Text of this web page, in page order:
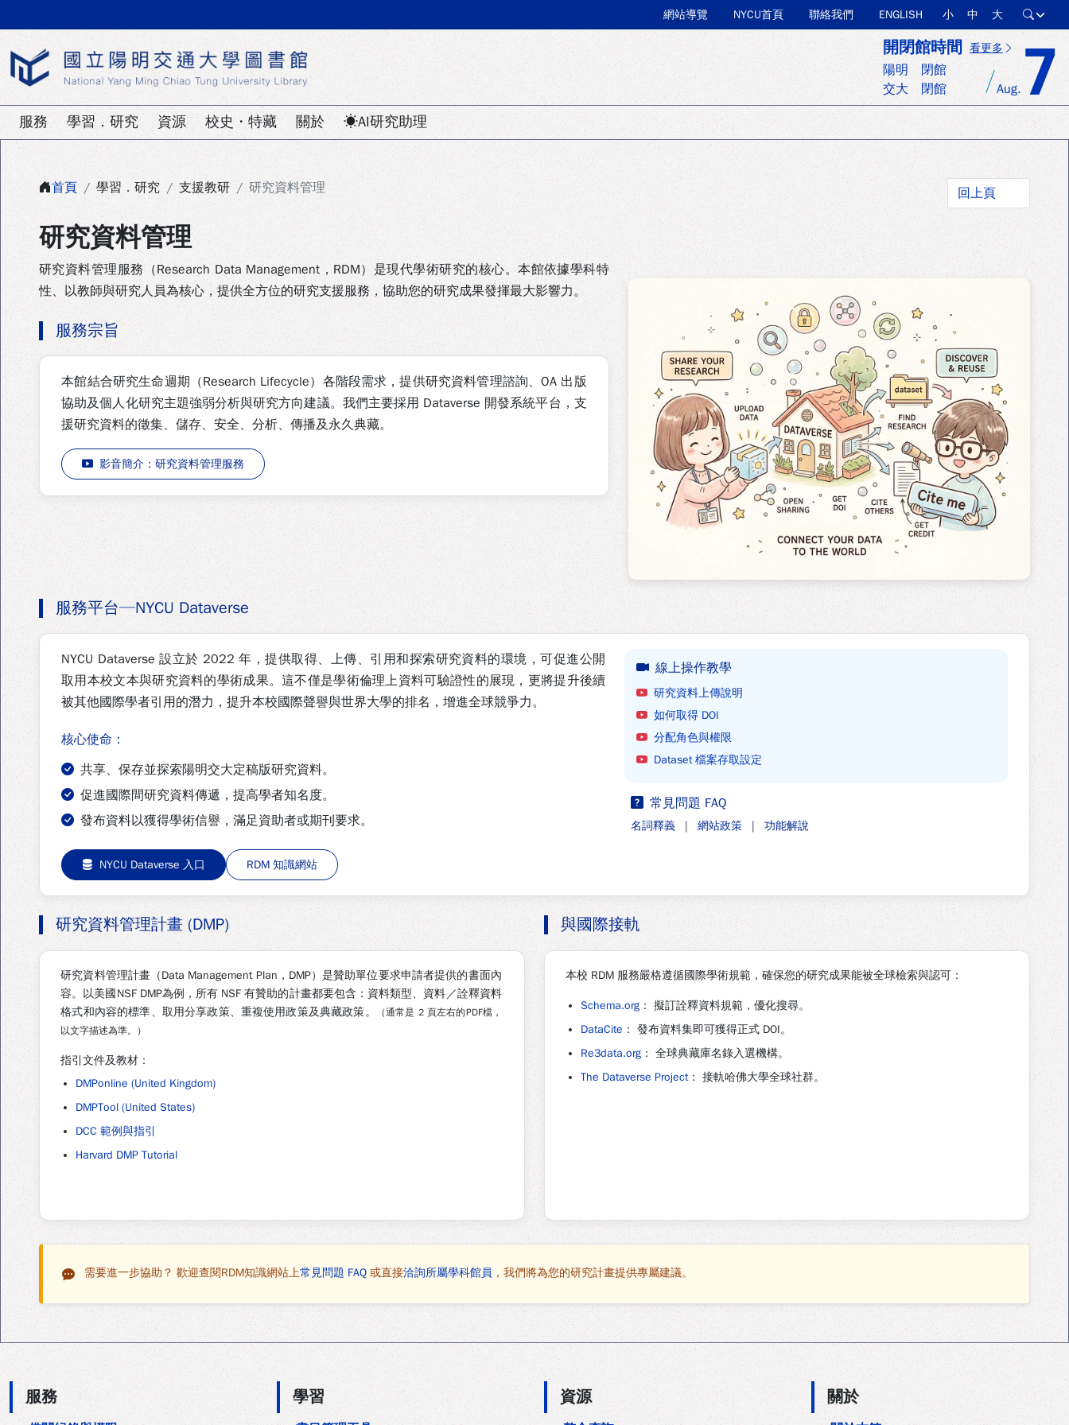
網站導覽 NYCU首頁 聯絡我們 ENGLISH 小 中 大
全站搜尋
陽明交通大學圖書館
開閉館時間 看更多
陽明
閉館
交大
閉館 Aug. 7
服務 學習．研究 資源 校史・特藏 關於 ☀AI研究助理
首頁 學習．研究 支援教研 研究資料管理 回上頁
研究資料管理
研究資料管理服務（Research Data Management，RDM）是現代學術研究的核心。本館依據學科特
性、以教師與研究人員為核心，提供全方位的研究支援服務，協助您的研究成果發揮最大影響力。
服務宗旨
本館結合研究生命週期（Research Lifecycle）各階段需求，提供研究資料管理諮詢、OA 出版
協助及個人化研究主題強弱分析與研究方向建議。我們主要採用 Dataverse 開發系統平台，支
援研究資料的徵集、儲存、安全、分析、傳播及永久典藏。
影音簡介：研究資料管理服務
服務平台─NYCU Dataverse
NYCU Dataverse 設立於 2022 年，提供取得、上傳、引用和探索研究資料的環境，可促進公開
取用本校文本與研究資料的學術成果。這不僅是學術倫理上資料可驗證性的展現，更將提升後續
被其他國際學者引用的潛力，提升本校國際聲譽與世界大學的排名，增進全球競爭力。
核心使命：
共享、保存並探索陽明交大定稿版研究資料。
促進國際間研究資料傳遞，提高學者知名度。
發布資料以獲得學術信譽，滿足資助者或期刊要求。
NYCU Dataverse 入口 RDM 知識網站
線上操作教學
研究資料上傳說明
如何取得 DOI
分配角色與權限
Dataset 檔案存取設定
常見問題 FAQ
名詞釋義 | 網站政策 | 功能解說
研究資料管理計畫 (DMP)
研究資料管理計畫（Data Management Plan，DMP）是贊助單位要求申請者提供的書面內
容。以美國NSF DMP為例，所有 NSF 有贊助的計畫都要包含： 資料類型、資料／詮釋資料
格式和內容的標準、取用分享政策、重複使用政策及典藏政策。
（通常是 2 頁左右的PDF檔，
以文字描述為準。）
指引文件及教材：
DMPonline (United Kingdom)
DMPTool (United States)
DCC 範例與指引
Harvard DMP Tutorial
與國際接軌
本校 RDM 服務嚴格遵循國際學術規範，確保您的研究成果能被全球檢索與認可：
Schema.org ： 擬訂詮釋資料規範，優化搜尋。
DataCite ： 發布資料集即可獲得正式 DOI。
Re3data.org ： 全球典藏庫名錄入選機構。
The Dataverse Project： 接軌哈佛大學全球社群。
需要進一步協助？ 歡迎查閱RDM知識網站上常見問題 FAQ 或直接洽詢所屬學科館員 ，我們將為您的研究計畫提供專屬建議。
服務 學習 資源 關於